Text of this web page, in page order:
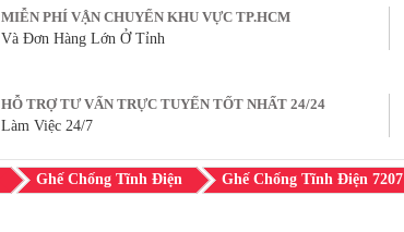
MIỄN PHÍ VẬN CHUYỂN KHU VỰC TP.HCM
Và Đơn Hàng Lớn Ở Tỉnh
HỖ TRỢ TƯ VẤN TRỰC TUYẾN TỐT NHẤT 24/24
Làm Việc 24/7
Ghế Chống Tĩnh Điện Ghế Chống Tĩnh Điện 7207